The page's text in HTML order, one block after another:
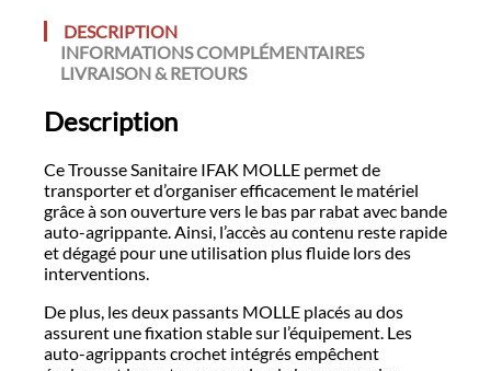
DESCRIPTION
INFORMATIONS COMPLÉMENTAIRES
LIVRAISON & RETOURS
Description
Ce Trousse Sanitaire IFAK MOLLE permet de
transporter et d’organiser efficacement le matériel
grâce à son ouverture vers le bas par rabat avec bande
auto-agrippante. Ainsi, l’accès au contenu reste rapide
et dégagé pour une utilisation plus fluide lors des
interventions.
De plus, les deux passants MOLLE placés au dos
assurent une fixation stable sur l’équipement. Les
auto-agrippants crochet intégrés empêchent